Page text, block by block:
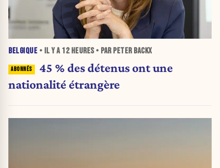
BELGIQUE • IL Y A 12 HEURES• PAR PETER BACKX
45 % des détenus ont une
nationalité étrangère